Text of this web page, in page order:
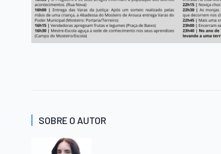
SOBRE O AUTOR